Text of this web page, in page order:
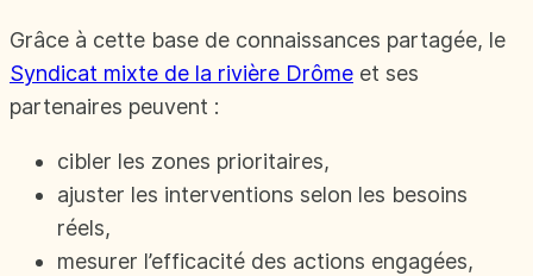
Grâce à cette base de connaissances partagée, le
Syndicat mixte de la rivière Drôme et ses
partenaires peuvent :
cibler les zones prioritaires,
ajuster les interventions selon les besoins
réels,
mesurer l’efficacité des actions engagées,